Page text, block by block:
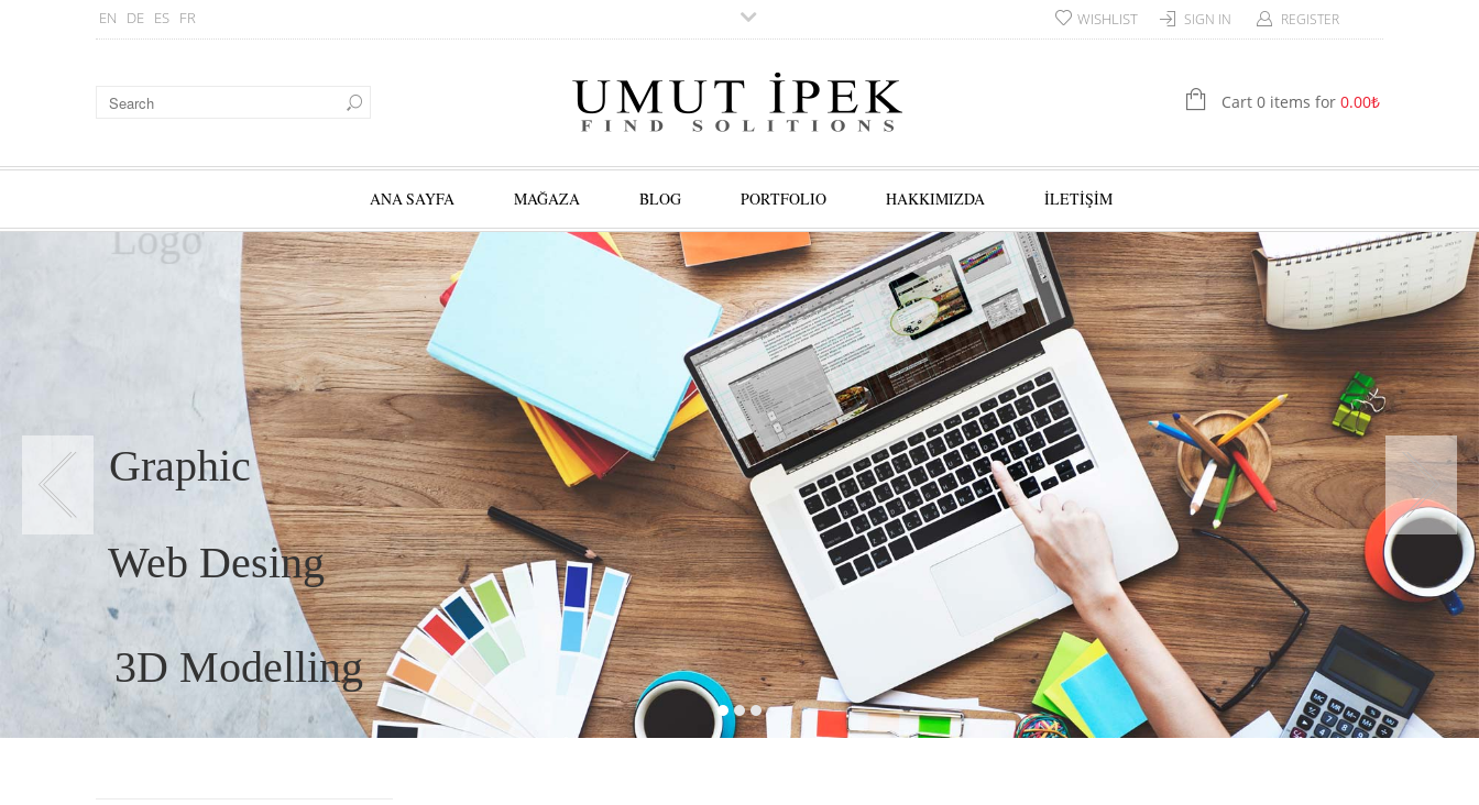
EN DE ES FR SIGN IN REGISTER
WISHLIST
Cart 0 items for 0.00₺
ANA SAYFA MAĞAZA BLOG PORTFOLIO HAKKIMIZDA İLETİŞİM
3D Modelling
Graphic
Web Desing
Logo